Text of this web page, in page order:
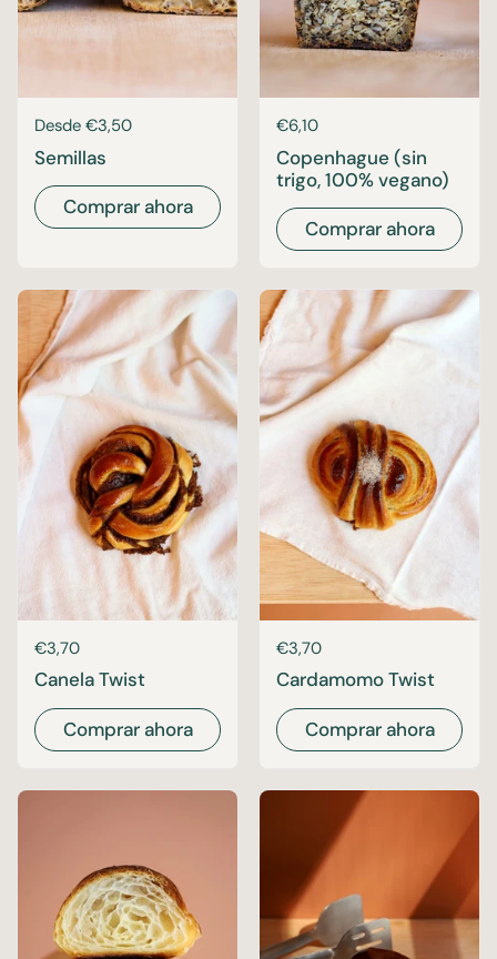
Precio:
Desde €3,50
Semillas
Comprar ahora
Precio:
€6,10
Copenhague (sin
trigo, 100% vegano)
Comprar ahora
Precio:
€3,70
Canela Twist
Comprar ahora
Precio:
€3,70
Cardamomo Twist
Comprar ahora